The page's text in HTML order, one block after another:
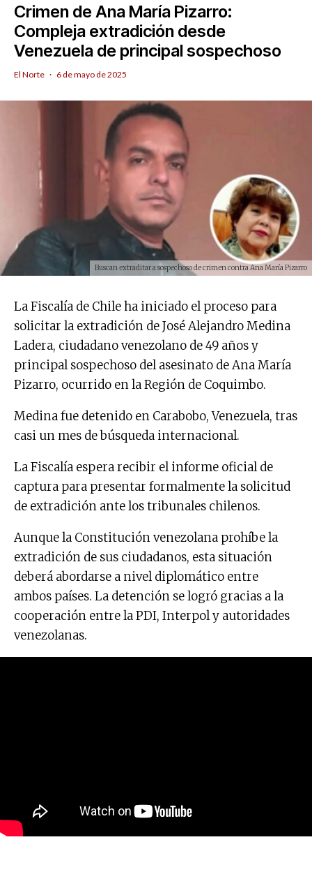
Crimen de Ana María Pizarro:
Compleja extradición desde
Venezuela de principal sospechoso
El Norte · 6 de mayo de 2025
Buscan extraditar a sospechoso de crimen contra Ana María Pizarro
La Fiscalía de Chile ha iniciado el proceso para
solicitar la extradición de José Alejandro Medina
Ladera, ciudadano venezolano de 49 años y
principal sospechoso del asesinato de Ana María
Pizarro, ocurrido en la Región de Coquimbo.
Medina fue detenido en Carabobo, Venezuela, tras
casi un mes de búsqueda internacional.
La Fiscalía espera recibir el informe oficial de
captura para presentar formalmente la solicitud
de extradición ante los tribunales chilenos.
Aunque la Constitución venezolana prohíbe la
extradición de sus ciudadanos, esta situación
deberá abordarse a nivel diplomático entre
ambos países. La detención se logró gracias a la
cooperación entre la PDI, Interpol y autoridades
venezolanas.